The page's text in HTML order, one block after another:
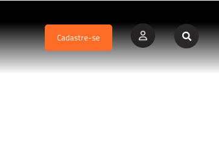
Cadastre-se